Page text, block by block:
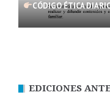
CÓDIGO ÉTICA
EDICIONES